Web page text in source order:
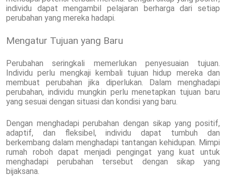
individu dapat mengambil pelajaran berharga dari setiap
perubahan yang mereka hadapi.
Mengatur Tujuan yang Baru
Perubahan seringkali memerlukan penyesuaian tujuan.
Individu perlu mengkaji kembali tujuan hidup mereka dan
membuat perubahan jika diperlukan. Dalam menghadapi
perubahan, individu mungkin perlu menetapkan tujuan baru
yang sesuai dengan situasi dan kondisi yang baru.
Dengan menghadapi perubahan dengan sikap yang positif,
adaptif, dan fleksibel, individu dapat tumbuh dan
berkembang dalam menghadapi tantangan kehidupan. Mimpi
rumah roboh dapat menjadi pengingat yang kuat untuk
menghadapi perubahan tersebut dengan sikap yang
bijaksana.